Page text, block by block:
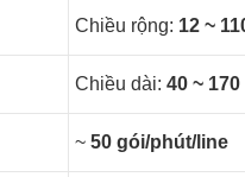
Chiều rộng: 12 ~
Chiều dài: 40 ~
~ 50 gói/phút/line